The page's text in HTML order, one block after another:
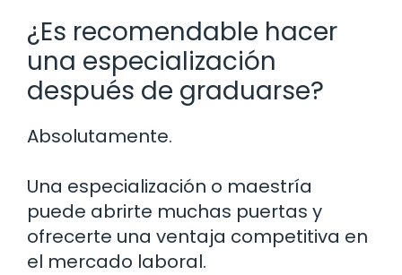
¿Es recomendable hacer
una especialización
después de graduarse?
Absolutamente.
Una especialización o maestría
puede abrirte muchas puertas y
ofrecerte una ventaja competitiva en
el mercado laboral.